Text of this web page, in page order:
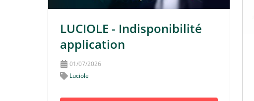
LUCIOLE - Indisponibilité
application
01/07/2026
Luciole